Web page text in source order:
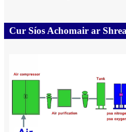
Cur Síos Achomair ar